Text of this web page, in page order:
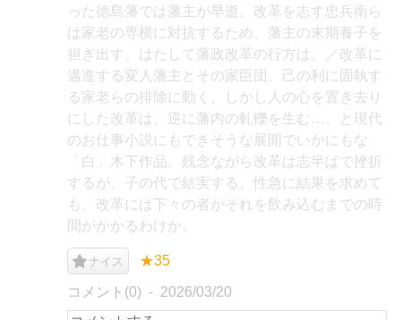
った徳島藩では藩主が早逝。改革を志す忠兵衛ら
は家老の専横に対抗するため、藩主の末期養子を
担ぎ出す。はたして藩政改革の行方は。／改革に
邁進する変人藩主とその家臣団。己の利に固執す
る家老らの排除に動く。しかし人の心を置き去り
にした改革は、逆に藩内の軋轢を生む…。と現代
のお仕事小説にもできそうな展開でいかにもな
「白」木下作品。残念ながら改革は志半ばで挫折
するが、子の代で結実する。性急に結果を求めて
も、改革には下々の者がそれを飲み込むまでの時
間がかかるわけか。
ナイス ★35
コメント(0) 2026/03/20